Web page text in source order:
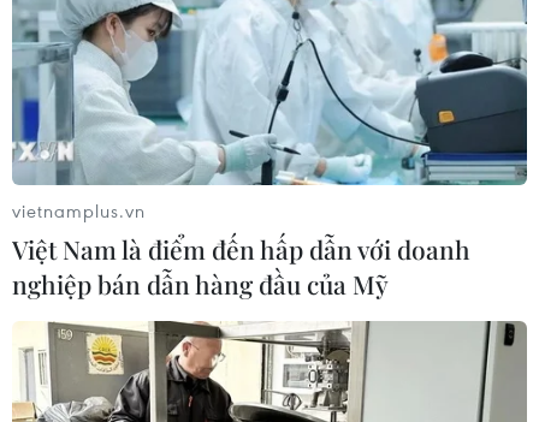
Học sinh Việt Nam giành 6 huy chương tại
Kỳ thi Olympic Toán Quốc tế
19/07/2025 01:39
Với 2 huy chương Vàng, 3 huy chương Bạc, 1 huy
chương Đồng, tổng số điểm 188, đội tuyển Việt Nam xếp
thi Olympic Toán Quốc tế (IMO) lần thứ 66.
vietnamplus.vn
Việt Nam là điểm đến hấp dẫn với doanh
nghiệp bán dẫn hàng đầu của Mỹ